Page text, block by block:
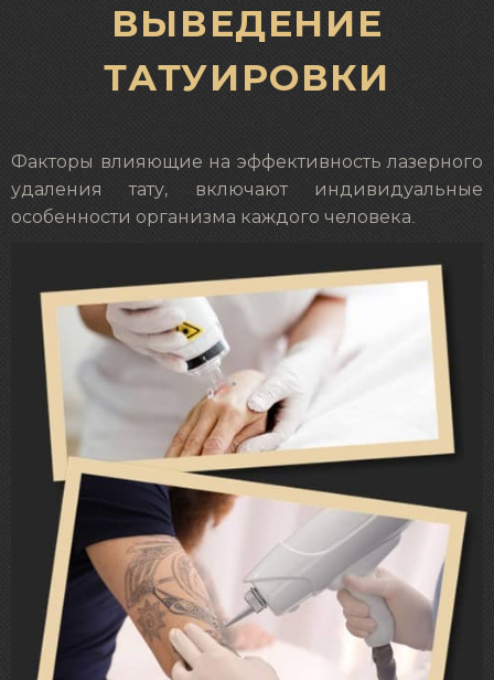
ВЫВЕДЕНИЕ
ТАТУИРОВКИ
Факторы влияющие на эффективность лазерного
удаления тату, включают индивидуальные
особенности организма каждого человека.